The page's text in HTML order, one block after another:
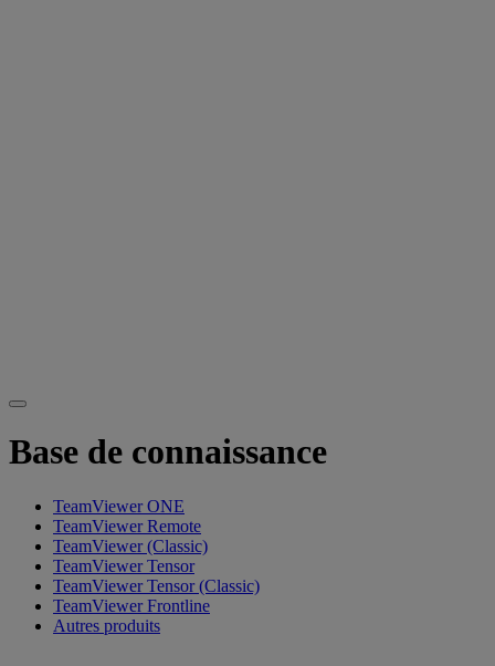
Base de connaissance
TeamViewer ONE
TeamViewer Remote
TeamViewer (Classic)
TeamViewer Tensor
TeamViewer Tensor (Classic)
TeamViewer Frontline
Autres produits